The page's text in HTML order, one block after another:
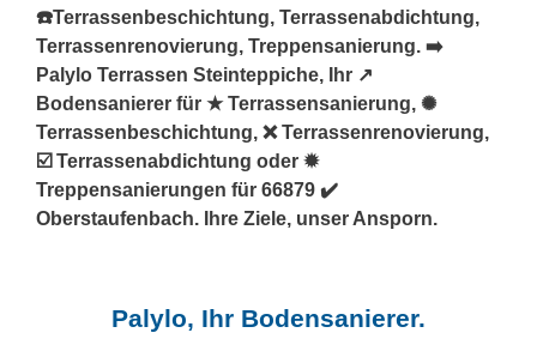
☎️Terrassenbeschichtung, Terrassenabdichtung,
Terrassenrenovierung, Treppensanierung. ➡️
Palylo Terrassen Steinteppiche, Ihr ↗️
Bodensanierer für ★ Terrassensanierung, ✺
Terrassenbeschichtung, ❌ Terrassenrenovierung,
☑️ Terrassenabdichtung oder ✹
Treppensanierungen für 66879 ✔️
Oberstaufenbach. Ihre Ziele, unser Ansporn.
Palylo, Ihr Bodensanierer.